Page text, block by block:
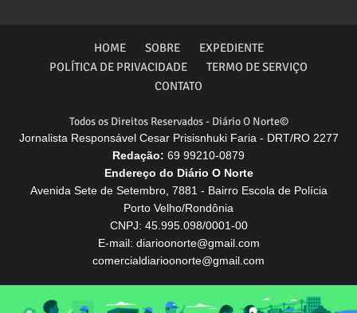
Todos os Direitos Reservados - Diário O Norte©
Jornalista Responsável Cesar Prisisnhuki Faria - DRT/RO 2277
Redação: 69 99210-0879
Endereço do Diário O Norte
Avenida Sete de Setembro, 7881 - Bairro Escola de Polícia
Porto Velho/Rondônia
CNPJ: 45.995.098/0001-00
E-mail: diarioonorte@gmail.com
comercialdiarioonorte@gmail.com
HOME SOBRE
EXPEDIENTE
POLÍTICA DE PRIVACIDADE
TERMO DE SERVIÇO
CONTATO